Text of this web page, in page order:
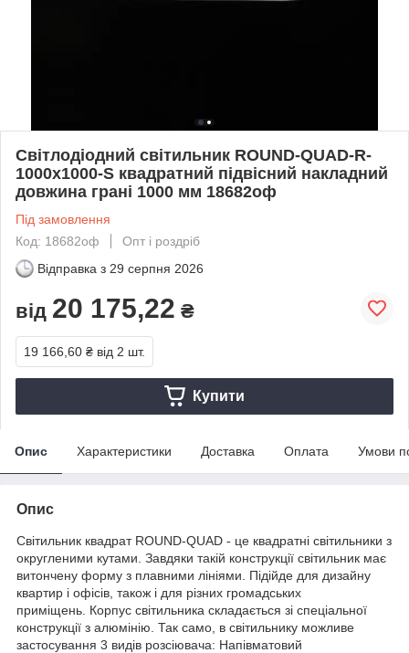
Світлодіодний світильник ROUND-QUAD-R-
1000x1000-S квадратний підвісний накладний
довжина грані 1000 мм 18682оф
Під замовлення
Код: 18682оф
Опт і роздріб
Відправка з 29 серпня 2026
від 20 175,22 ₴
19 166,60 ₴ від 2 шт.
Купити
Опис Характеристики Доставка Оплата Умови
Опис
Світильник квадрат ROUND-QUAD - це квадратні світильники з
округленими кутами. Завдяки такій конструкції світильник має
витончену форму з плавними лініями. Підійде для дизайну
квартир і офісів, також і для різних громадських
приміщень. Корпус світильника складається зі спеціальної
конструкції з алюмінію. Так само, в світильнику можливе
застосування 3 видів розсіювача: Напівматовий